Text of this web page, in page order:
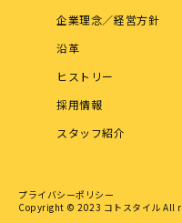
企業理念／経営方針
沿革
ヒストリー
採用情報
スタッフ紹介
プライバシーポリシー
Copyright © 2023 コトスタイル All